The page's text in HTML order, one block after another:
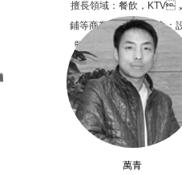
擅長領域：餐飲，KTV
鋪等商業空間設計理念：
堅持以人為本，以實用
本，以簡單極致的設計突
不簡單的思想內涵。
萬青